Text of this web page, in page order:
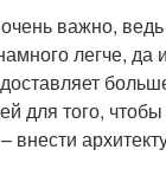
важно, ведь
легче, да
для того,
внести